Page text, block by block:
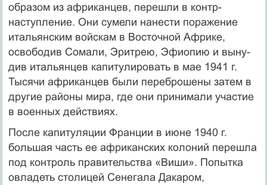
образом из африканцев, перешли в контр­
наступление. Они сумели нанести поражение
итальянским войскам в Восточной Африке,
освободив Сомали, Эритрею, Эфиопию и выну­
див итальянцев капитулировать в мае 1941 г.
Тысячи африканцев были переброшены затем в
другие районы мира, где они принимали участие
в военных действиях.
После капитуляции Франции в июне 1940 г.
большая часть ее аф­риканских колоний перешла
под контроль правительства «Виши». Попытка
овладеть столицей Сенегала Дакаром,